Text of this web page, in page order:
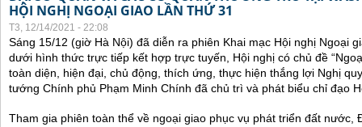
HỘI NGHỊ NGOẠI GIAO LẦN THỨ 31
T3, 12/14/2021 - 22:08
Sáng 15/12 (giờ Hà Nội) đã diễn ra phiên Khai mạc Hội nghị Ngoại
dưới hình thức trực tiếp kết hợp trực tuyến, Hội nghị có chủ đề
toàn diện, hiện đại, chủ động, thích ứng, thực hiện thắng lợi Nghị
tướng Chính phủ Phạm Minh Chính đã chủ trì và phát biểu chỉ đạo
Tham gia phiên toàn thể về ngoại giao phục vụ phát triển đất nước,